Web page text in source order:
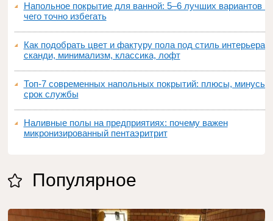
Напольное покрытие для ванной: 5–6 лучших вариантов и
чего точно избегать
Как подобрать цвет и фактуру пола под стиль интерьера:
сканди, минимализм, классика, лофт
Топ‑7 современных напольных покрытий: плюсы, минусы,
срок службы
Наливные полы на предприятиях: почему важен
микронизированный пентаэритрит
Популярное